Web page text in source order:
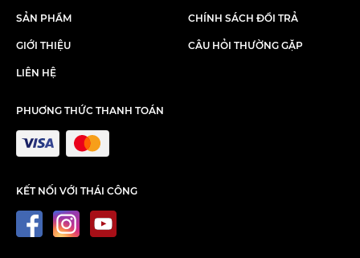
SẢN PHẨM
GIỚI THIỆU
LIÊN HỆ
CHÍNH SÁCH ĐỔI TRẢ
CÂU HỎI THƯỜNG GẶP
PHUƠNG THỨC THANH TOÁN
KẾT NỐI VỚI THÁI CÔNG